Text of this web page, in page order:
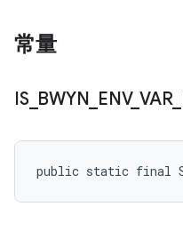
常量
IS_ BWYN ENV_ VAR_
public static final